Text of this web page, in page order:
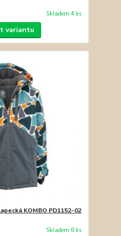
Skladem 4 ks
variantu
KOMBO PD1152-02
Skladem 6 ks